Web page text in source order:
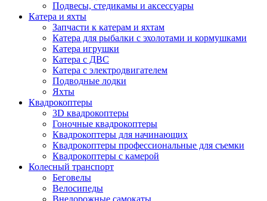
Подвесы, стедикамы и аксессуары
Катера и яхты
Запчасти к катерам и яхтам
Катера для рыбалки с эхолотами и кормушками
Катера игрушки
Катера с ДВС
Катера с электродвигателем
Подводные лодки
Яхты
Квадрокоптеры
3D квадрокоптеры
Гоночные квадрокоптеры
Квадрокоптеры для начинающих
Квадрокоптеры профессиональные для съемки
Квадрокоптеры с камерой
Колесный транспорт
Беговелы
Велосипеды
Внедорожные самокаты